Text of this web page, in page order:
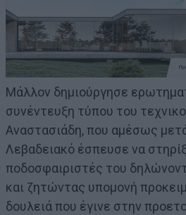
Μάλλον δημιούργησε
συνέντευξη τύπου του
Αναστασιάδη, που αμέσως
Λεβαδειακό έσπευσε να
ποδοσφαιριστές του
και ζητώντας υπομονή
δουλειά που έγινε στην